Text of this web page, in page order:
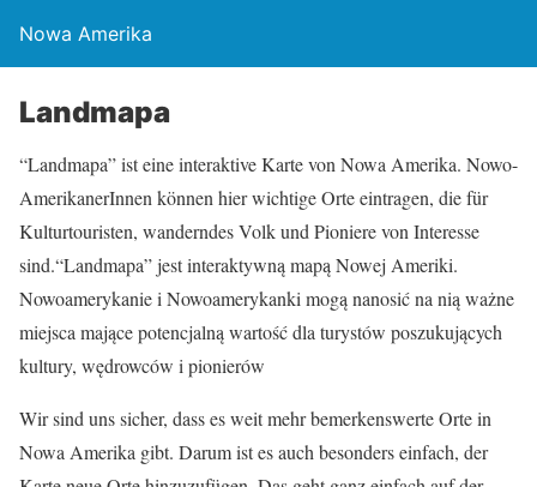
Nowa Amerika
Landmapa
“Landmapa” ist eine interaktive Karte von Nowa Amerika. Nowo-
AmerikanerInnen können hier wichtige Orte eintragen, die für
Kulturtouristen, wanderndes Volk und Pioniere von Interesse
sind.“Landmapa” jest interaktywną mapą Nowej Ameriki.
Nowoamerykanie i Nowoamerykanki mogą nanosić na nią ważne
miejsca mające potencjalną wartość dla turystów poszukujących
kultury, wędrowców i pionierów
Wir sind uns sicher, dass es weit mehr bemerkenswerte Orte in
Nowa Amerika gibt. Darum ist es auch besonders einfach, der